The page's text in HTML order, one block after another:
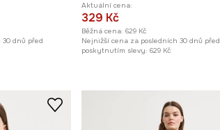
dnů před
Aktuální cena:
329 Kč
Běžná cena: 629 Kč
Nejnižší cena za posledních 30 dnů před
poskytnutím slevy: 629 Kč